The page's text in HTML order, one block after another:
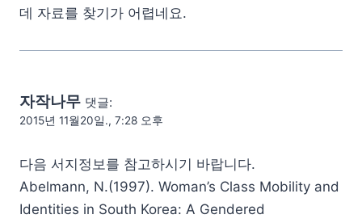
데 자료를 찾기가 어렵네요.
자작나무 댓글:
2015년 11월20일., 7:28 오후
다음 서지정보를 참고하시기 바랍니다.
Abelmann, N.(1997). Woman’s Class Mobility and
Identities in South Korea: A Gendered